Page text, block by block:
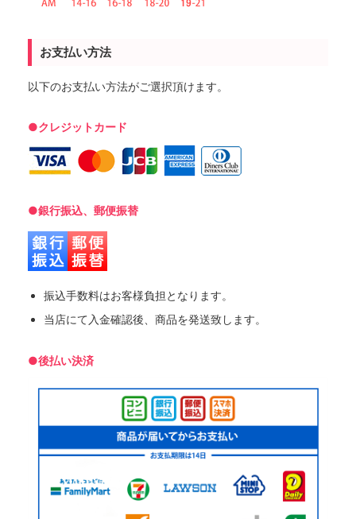
お支払い方法
以下のお支払い方法がご選択頂けます。
●クレジットカード
●銀行振込、郵便振替
振込手数料はお客様負担となります。
当店にて入金確認後、商品を発送致します。
●後払い決済